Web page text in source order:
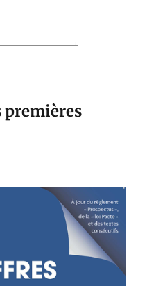
premières